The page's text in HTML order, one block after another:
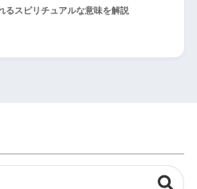
るスピリチュアルな意味を解説